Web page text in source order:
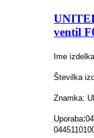
ventil
Ime
Številka
Znamka:
Uporaba: